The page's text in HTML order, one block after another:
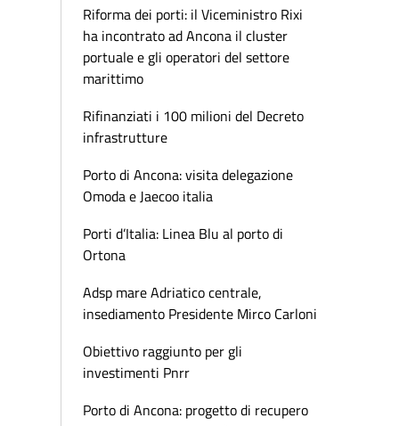
Riforma dei porti: il Viceministro Rixi
ha incontrato ad Ancona il cluster
portuale e gli operatori del settore
marittimo
Rifinanziati i 100 milioni del Decreto
infrastrutture
Porto di Ancona: visita delegazione
Omoda e Jaecoo italia
Porti d’Italia: Linea Blu al porto di
Ortona
Adsp mare Adriatico centrale,
insediamento Presidente Mirco Carloni
Obiettivo raggiunto per gli
investimenti Pnrr
Porto di Ancona: progetto di recupero